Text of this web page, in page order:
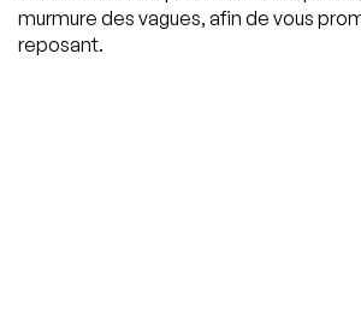
murmure des vagues, afin de vous
reposant.